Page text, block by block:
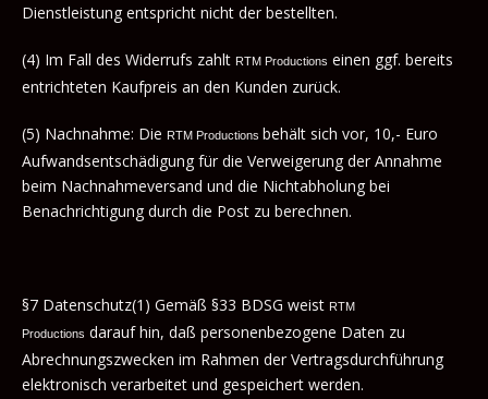
Dienstleistung entspricht nicht der bestellten.
(4) Im Fall des Widerrufs zahlt RTM Productions einen ggf. bereits
entrichteten Kaufpreis an den Kunden zurück.
(5) Nachnahme: Die RTM Productions behält sich vor, 10,- Euro
Aufwandsentschädigung für die Verweigerung der Annahme
beim Nachnahmeversand und die Nichtabholung bei
Benachrichtigung durch die Post zu berechnen.
§7 Datenschutz(1) Gemäß §33 BDSG weist RTM
Productions darauf hin, daß personenbezogene Daten zu
Abrechnungszwecken im Rahmen der Vertragsdurchführung
elektronisch verarbeitet und gespeichert werden.